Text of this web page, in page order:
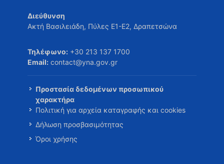
Διεύθυνση
Ακτή Βασιλειάδη, Πύλες Ε1-Ε2, Δραπετσώνα
Τηλέφωνο: +30 213 137 1700
Email: contact@yna.gov.gr
Προστασία δεδομένων προσωπικού
χαρακτήρα
Πολιτική για αρχεία καταγραφής και cookies
Δήλωση προσβασιμότητας
Όροι χρήσης